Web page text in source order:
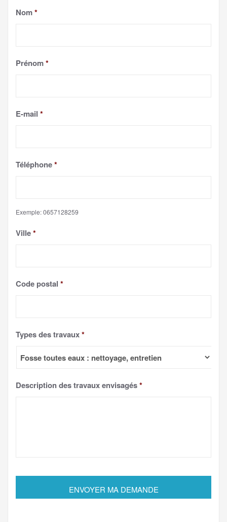
Nom*
Prénom*
E-mail *
Téléphone*
Exemple: 0657128259
Ville*
Code postal *
Types des travaux*
Description des travaux envisagés*